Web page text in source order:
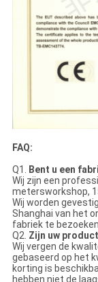
FAQ:
Q1.
Bent u een
Wij zijn een
metersworkshop,
Wij worden
Shanghai van het
fabriek te bezoeken.
Q2. Zijn uw
Wij vergen de
gebaseerd op het
korting is
hebben niet de